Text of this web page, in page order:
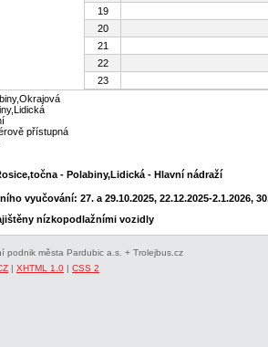
19
20
21
22
23
přístupná
- Polabiny,Lidická - Hlavní nádraží
vyučování: 27. a 29.10.2025, 22.12.2025-2.1.2026,
nízkopodlažními vozidly
podnik města Pardubic a.s. + Trolejbus.cz
| XHTML 1.0 | CSS 2